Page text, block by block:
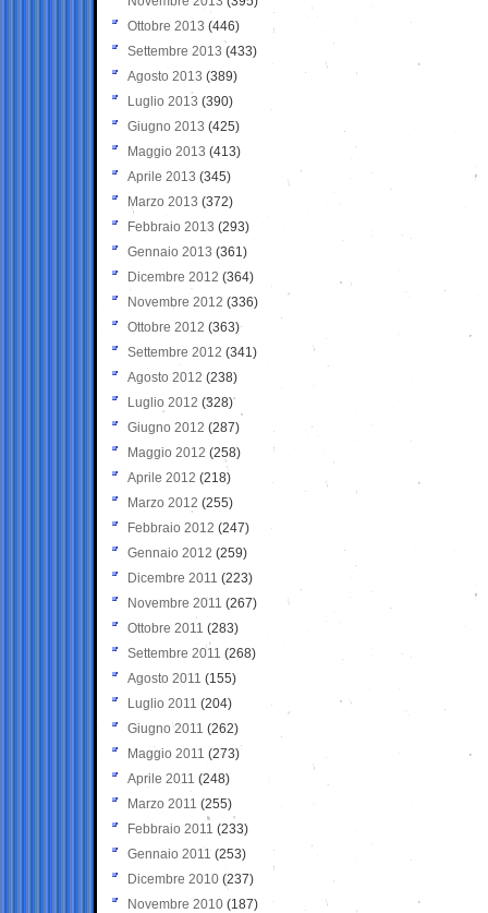
Ottobre 2013 (446)
Settembre 2013 (433)
Agosto 2013 (389)
Luglio 2013 (390)
Giugno 2013 (425)
Maggio 2013 (413)
Aprile 2013 (345)
Marzo 2013 (372)
Febbraio 2013 (293)
Gennaio 2013 (361)
Dicembre 2012 (364)
Novembre 2012 (336)
Ottobre 2012 (363)
Settembre 2012 (341)
Agosto 2012 (238)
Luglio 2012 (328)
Giugno 2012 (287)
Maggio 2012 (258)
Aprile 2012 (218)
Marzo 2012 (255)
Febbraio 2012 (247)
Gennaio 2012 (259)
Dicembre 2011 (223)
Novembre 2011 (267)
Ottobre 2011 (283)
Settembre 2011 (268)
Agosto 2011 (155)
Luglio 2011 (204)
Giugno 2011 (262)
Maggio 2011 (273)
Aprile 2011 (248)
Marzo 2011 (255)
Febbraio 2011 (233)
Gennaio 2011 (253)
Dicembre 2010 (237)
Novembre 2010 (187)